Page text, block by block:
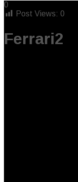
0
Post Views: 0
Ferrari2